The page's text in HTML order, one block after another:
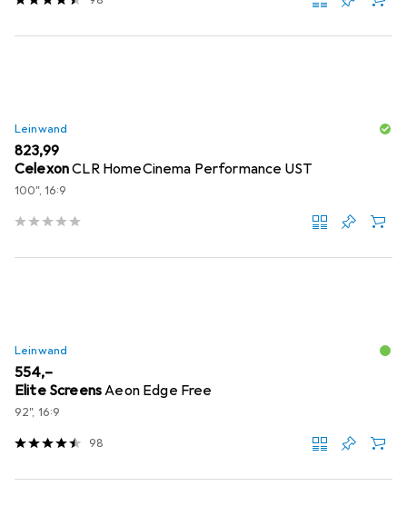
Leinwand
EUR
823,99
CelexonCLR HomeCinema Performance UST
100", 16:9
Leinwand
EUR
554,–
Elite ScreensAeon Edge Free
92", 16:9
98